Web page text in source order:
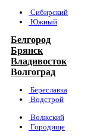
Сибирский
Южный
Белгород
Брянск
Владивосток
Волгоград
Береславка
Водстрой
Волжский
Городище